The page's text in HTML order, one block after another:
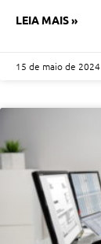
LEIA MAIS »
15 de maio de 2024